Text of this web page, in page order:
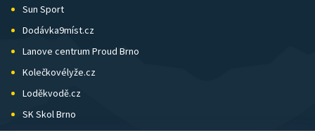
Sun Sport
Dodávka9míst.cz
Lanove centrum Proud Brno
Kolečkovélyže.cz
Loděkvodě.cz
SK Skol Brno